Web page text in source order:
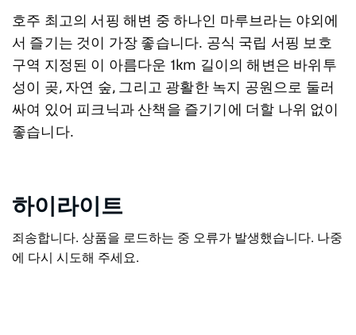
호주 최고의 서핑 해변 중 하나인 마루브라는 야외에
서 즐기는 것이 가장 좋습니다. 공식 국립 서핑 보호
구역 지정된 이 아름다운 1km 길이의 해변은 바위투
성이 곶, 자연 숲, 그리고 광활한 녹지 공원으로 둘러
싸여 있어 피크닉과 산책을 즐기기에 더할 나위 없이
좋습니다.
하이라이트
죄송합니다. 상품을 로드하는 중 오류가 발생했습니다. 나중
에 다시 시도해 주세요.